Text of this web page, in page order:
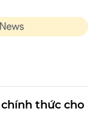
thức cho